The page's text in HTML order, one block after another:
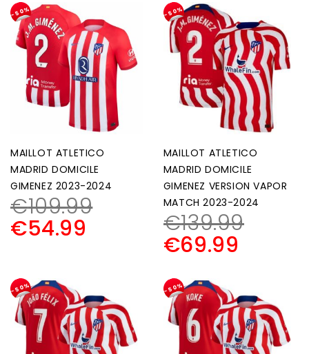
-50%
MAILLOT ATLETICO
MADRID DOMICILE
GIMENEZ 2023-2024
€109.99
€54.99
-50%
MAILLOT ATLETICO
MADRID DOMICILE
GIMENEZ VERSION VAPOR
MATCH 2023-2024
€139.99
€69.99
-50% -50%